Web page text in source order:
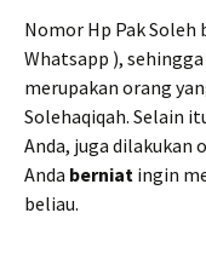
Nomor Hp Pak Soleh
Whatsapp ),
merupakan orang
Solehaqiqah. Selain
Anda, juga dilakukan
Anda berniat ingin
beliau.